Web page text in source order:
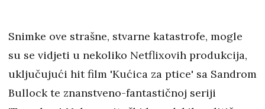
Snimke ove strašne, stvarne katastrofe, mogle
su se vidjeti u nekoliko Netflixovih produkcija,
uključujući hit film 'Kućica za ptice' sa Sandrom
Bullock te znanstveno-fantastičnoj seriji